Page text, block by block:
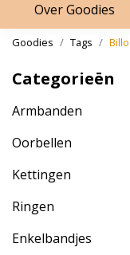
Over Goodies
Goodies Tags
Categorieën
Armbanden
Oorbellen
Kettingen
Ringen
Enkelbandjes